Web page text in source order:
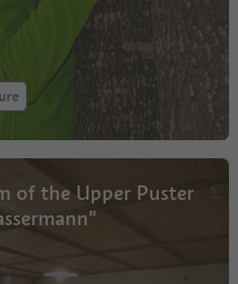
of the Upper Puster